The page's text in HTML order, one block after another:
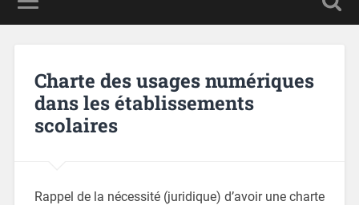
Charte des usages numériques
dans les établissements
scolaires
Rappel de la nécessité (juridique) d’avoir une charte